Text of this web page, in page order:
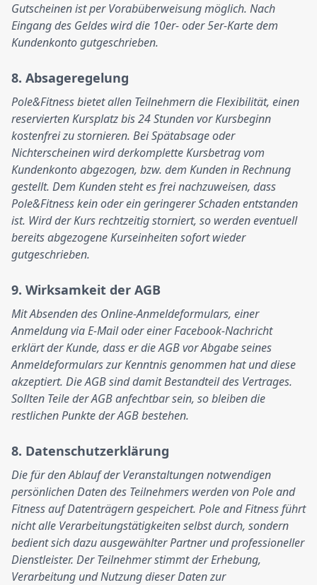
Gutscheinen ist per Vorabüberweisung möglich. Nach
Eingang des Geldes wird die 10er- oder 5er-Karte dem
Kundenkonto gutgeschrieben.
8. Absageregelung
Pole&Fitness bietet allen Teilnehmern die Flexibilität, einen
reservierten Kursplatz bis 24 Stunden vor Kursbeginn
kostenfrei zu stornieren. Bei Spätabsage oder
Nichterscheinen wird derkomplette Kursbetrag vom
Kundenkonto abgezogen, bzw. dem Kunden in Rechnung
gestellt. Dem Kunden steht es frei nachzuweisen, dass
Pole&Fitness kein oder ein geringerer Schaden entstanden
ist. Wird der Kurs rechtzeitig storniert, so werden eventuell
bereits abgezogene Kurseinheiten sofort wieder
gutgeschrieben.
9. Wirksamkeit der AGB
Mit Absenden des Online-Anmeldeformulars, einer
Anmeldung via E-Mail oder einer Facebook-Nachricht
erklärt der Kunde, dass er die AGB vor Abgabe seines
Anmeldeformulars zur Kenntnis genommen hat und diese
akzeptiert. Die AGB sind damit Bestandteil des Vertrages.
Sollten Teile der AGB anfechtbar sein, so bleiben die
restlichen Punkte der AGB bestehen.
8. Datenschutzerklärung
Die für den Ablauf der Veranstaltungen notwendigen
persönlichen Daten des Teilnehmers werden von Pole and
Fitness auf Datenträgern gespeichert. Pole and Fitness führt
nicht alle Verarbeitungstätigkeiten selbst durch, sondern
bedient sich dazu ausgewählter Partner und professioneller
Dienstleister. Der Teilnehmer stimmt der Erhebung,
Verarbeitung und Nutzung dieser Daten zur